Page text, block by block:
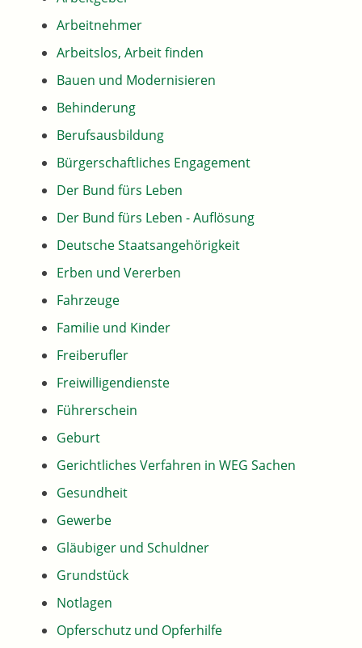
Arbeitnehmer
Arbeitslos, Arbeit finden
Bauen und Modernisieren
Behinderung
Berufsausbildung
Bürgerschaftliches Engagement
Der Bund fürs Leben
Der Bund fürs Leben - Auflösung
Deutsche Staatsangehörigkeit
Erben und Vererben
Fahrzeuge
Familie und Kinder
Freiberufler
Freiwilligendienste
Führerschein
Geburt
Gerichtliches Verfahren in WEG Sachen
Gesundheit
Gewerbe
Gläubiger und Schuldner
Grundstück
Notlagen
Opferschutz und Opferhilfe